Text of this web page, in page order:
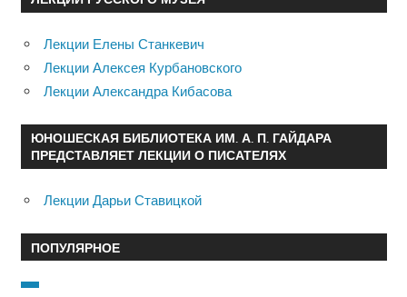
Лекции Елены Станкевич
Лекции Алексея Курбановского
Лекции Александра Кибасова
ЮНОШЕСКАЯ БИБЛИОТЕКА ИМ. А. П. ГАЙДАРА
ПРЕДСТАВЛЯЕТ ЛЕКЦИИ О ПИСАТЕЛЯХ
Лекции Дарьи Ставицкой
ПОПУЛЯРНОЕ